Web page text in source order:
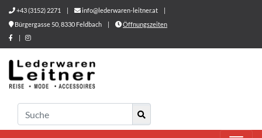
+43 (3152) 2271 | info@lederwaren-leitner.at
|
Bürgergasse 50, 8330 Feldbach
|
Öffnungszeiten
|